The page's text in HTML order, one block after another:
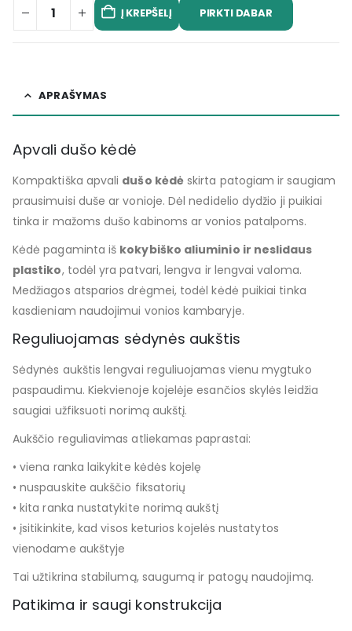
Į KREPŠELĮ PIRKTI DABAR
APRAŠYMAS
Apvali dušo kėdė
Kompaktiška apvali dušo kėdėskirta patogiam ir saugiam
prausimuisi duše ar vonioje. Dėl nedidelio dydžio ji puikiai
tinka ir mažoms dušo kabinoms ar vonios patalpoms.
Kėdė pagaminta iš kokybiško aliuminio ir neslidaus
plastiko, todėl yra patvari, lengva ir lengvai valoma.
Medžiagos atsparios drėgmei, todėl kėdė puikiai tinka
kasdieniam naudojimui vonios kambaryje.
Reguliuojamas sėdynės aukštis
Sėdynės aukštis lengvai reguliuojamas vienu mygtuko
paspaudimu. Kiekvienoje kojelėje esančios skylės leidžia
saugiai užfiksuoti norimą aukštį.
Aukščio reguliavimas atliekamas paprastai:
• viena ranka laikykite kėdės kojelę
• nuspauskite aukščio fiksatorių
• kita ranka nustatykite norimą aukštį
• įsitikinkite, kad visos keturios kojelės nustatytos
vienodame aukštyje
Tai užtikrina stabilumą, saugumą ir patogų naudojimą.
Patikima ir saugi konstrukcija